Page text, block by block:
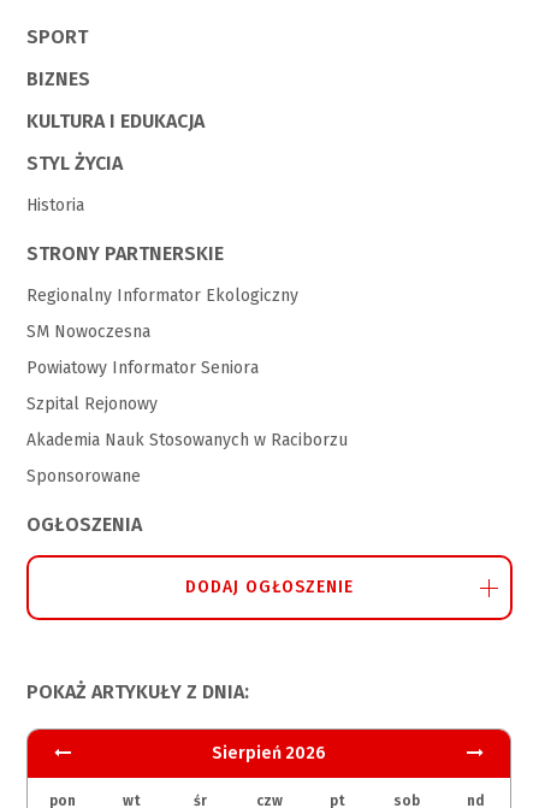
SPORT
BIZNES
KULTURA I EDUKACJA
STYL ŻYCIA
Historia
STRONY PARTNERSKIE
Regionalny Informator Ekologiczny
SM Nowoczesna
Powiatowy Informator Seniora
Szpital Rejonowy
Akademia Nauk Stosowanych w Raciborzu
Sponsorowane
OGŁOSZENIA
DODAJ OGŁOSZENIE
POKAŻ ARTYKUŁY Z DNIA:
Sierpień 2026
pon wt śr czw pt sob nd